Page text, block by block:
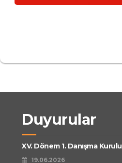
Duyurular
XV. Dönem 1. Danışma Kurulu
19.06.2026